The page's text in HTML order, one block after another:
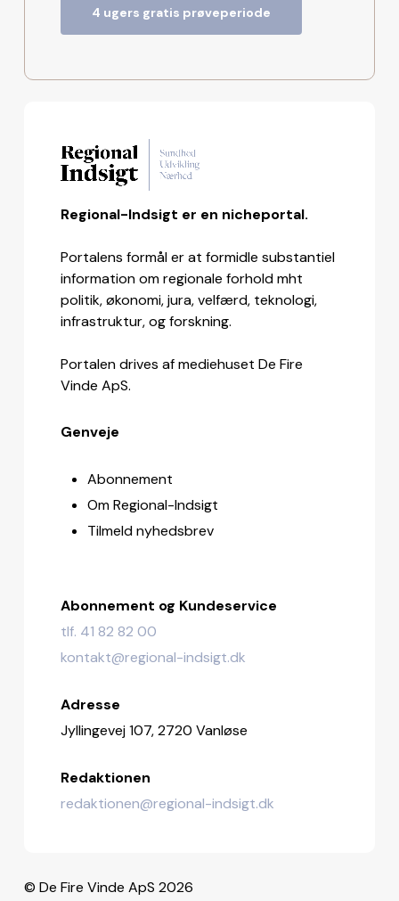
4 ugers gratis prøveperiode
Regional-Indsigt er en nicheportal.
Portalens formål er at formidle substantiel
information om regionale forhold mht
politik, økonomi, jura, velfærd, teknologi,
infrastruktur, og forskning.
Portalen drives af mediehuset De Fire
Vinde ApS.
Genveje
Abonnement
Om Regional-Indsigt
Tilmeld nyhedsbrev
Abonnement og Kundeservice
tlf. 41 82 82 00
kontakt@regional-indsigt.dk
Adresse
Jyllingevej 107, 2720 Vanløse
Redaktionen
redaktionen@regional-indsigt.dk
© De Fire Vinde ApS 2026